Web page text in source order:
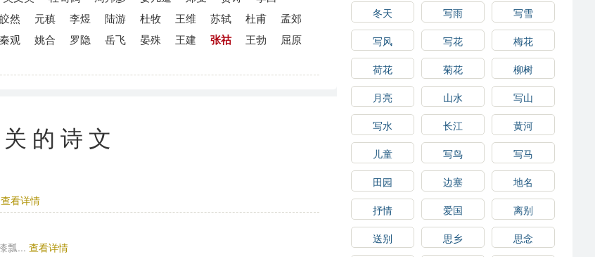
皎然 元稹 李煜 陆游 杜牧 王维 苏轼 杜甫
孟郊
秦观 姚合 罗隐 岳飞 晏殊 王建 张祜 王勃
屈原
的诗文
查看详情
瓢... 查看详情
冬天
写雨
写雪
写风
写花
梅花
荷花
菊花
柳树
月亮
山水
写山
写水
长江
黄河
儿童
写鸟
写马
田园
边塞
地名
抒情
爱国
离别
送别
思乡
思念